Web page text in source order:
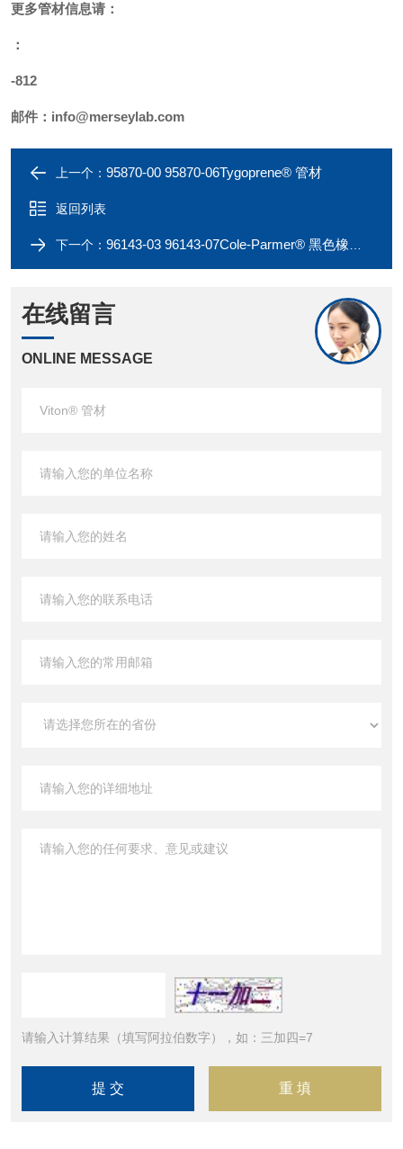
更多管材信息请：
：
-812
邮件： info@merseylab.com
上一个： 95870-00 95870-06Tygoprene® 管材
返回列表
下一个： 96143-03 96143-07Cole-Parmer® 黑色橡胶真空管材
在线留言
ONLINE MESSAGE
请输入计算结果（填写阿拉伯数字），如：三加四=7